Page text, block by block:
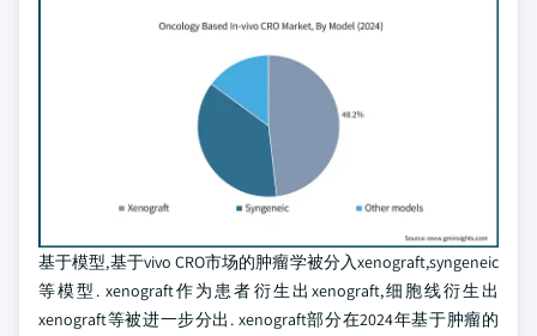
基于模型,基于vivo CRO市场的肿瘤学被分入xenograft,syngeneic
等模型. xenograft作为患者衍生出xenograft,细胞线衍生出
xenograft等被进一步分出. xenograft部分在2024年基于肿瘤的